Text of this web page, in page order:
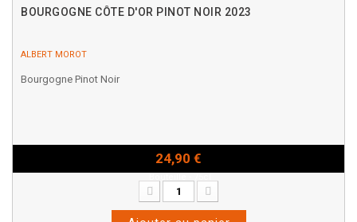
BOURGOGNE CÔTE D'OR PINOT NOIR 2023
ALBERT MOROT
Bourgogne Pinot Noir
24,90 €